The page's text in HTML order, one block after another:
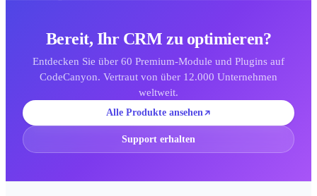
Bereit, Ihr CRM zu optimieren?
Entdecken Sie über 60 Premium-Module und Plugins auf
CodeCanyon. Vertraut von über 12.000 Unternehmen
weltweit.
Alle Produkte ansehen
Support erhalten